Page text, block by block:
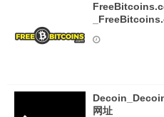
网址